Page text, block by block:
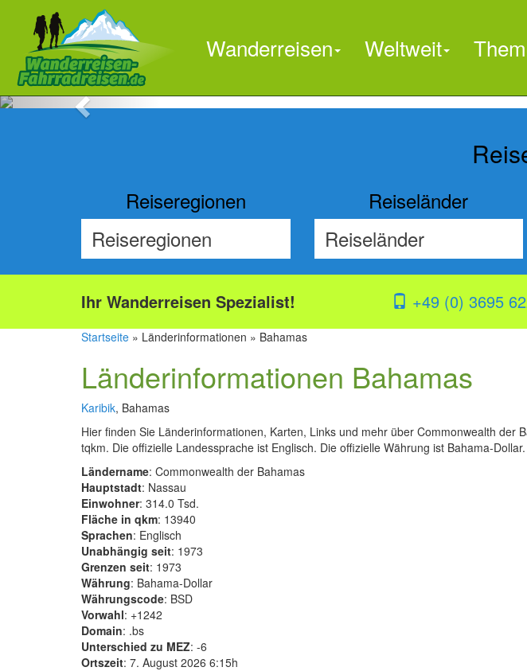
Previous
Wanderreisen Weltweit
Reiseregionen Reiseländer
Ihr Wanderreisen Spezialist! +49 (0) 3695
Startseite » Länderinformationen » Bahamas
Länderinformationen Bahamas
Karibik, Bahamas
Hier finden Sie Länderinformationen, Karten, Links und mehr über Commonwealth
tqkm. Die offizielle Landessprache ist Englisch. Die offizielle Währung ist Bahama-Dollar.
Ländername: Commonwealth der Bahamas
Hauptstadt: Nassau
Einwohner: 314.0 Tsd.
Fläche in qkm: 13940
Sprachen: Englisch
Unabhängig seit: 1973
Grenzen seit: 1973
Währung: Bahama-Dollar
Währungscode: BSD
Vorwahl: +1242
Domain: .bs
Unterschied zu MEZ: -6
Ortszeit: 7. August 2026 6:15h